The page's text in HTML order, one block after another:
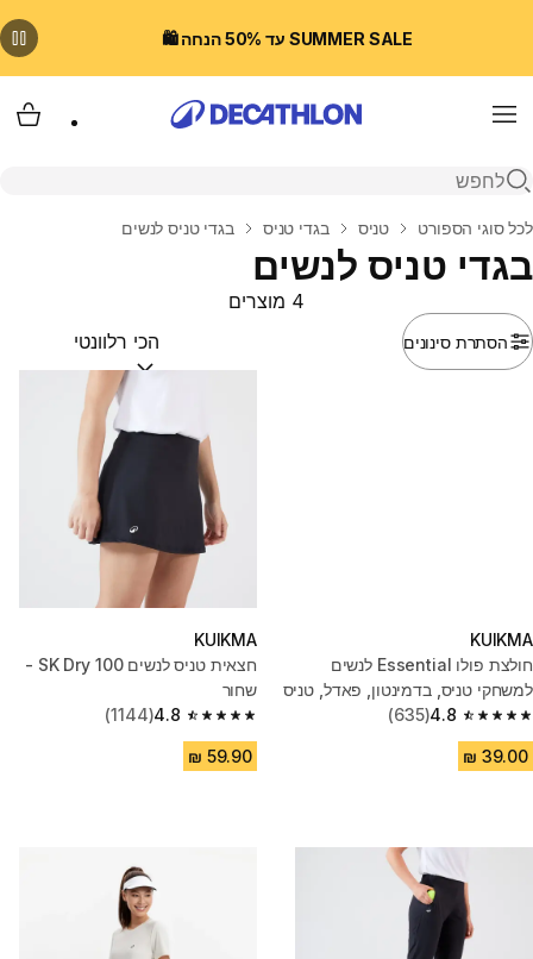
SUMMER SALE עד 50% הנחה 🛍️
Menu
פתיחת חיפוש
בית
לכל סוגי הספורט טניס בגדי טניס בגדי טניס לנשים
בגדי טניס לנשים
הסתרת סינונים
4 מוצרים
מיין לפי:(optional)
KUIKMA
חולצת פולו Essential לנשים
למשחקי טניס, בדמינטון, פאדל, טניס
שולחן וסקווש - לבן
4.8
4.8 out of 5 stars from 635 reviews
(635)
KUIKMA
חצאית טניס לנשים SK Dry 100 -
שחור
4.8
4.8 out of 5 stars from 1144 reviews
(1144)